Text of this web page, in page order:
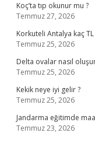
Koç’ta tıp okunur mu ?
Temmuz 27, 2026
Korkuteli Antalya kaç TL
Temmuz 25, 2026
Delta ovalar nasıl
Temmuz 25, 2026
Kekik neye iyi gelir ?
Temmuz 25, 2026
Jandarma eğitimde
Temmuz 23, 2026